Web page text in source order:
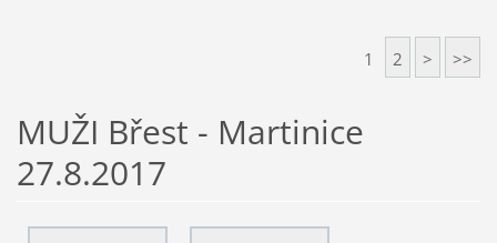
1 2 > >>
MUŽI Břest - Martinice
27.8.2017